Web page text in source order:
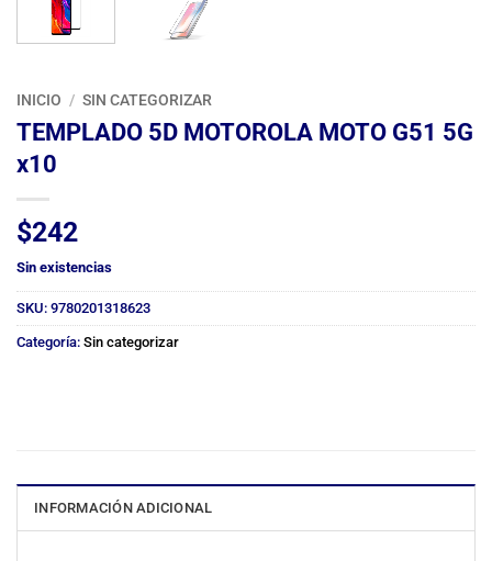
INICIO / SIN CATEGORIZAR
TEMPLADO 5D MOTOROLA MOTO G51 5G
x10
$242
Sin existencias
SKU: 9780201318623
Categoría: Sin categorizar
INFORMACIÓN ADICIONAL